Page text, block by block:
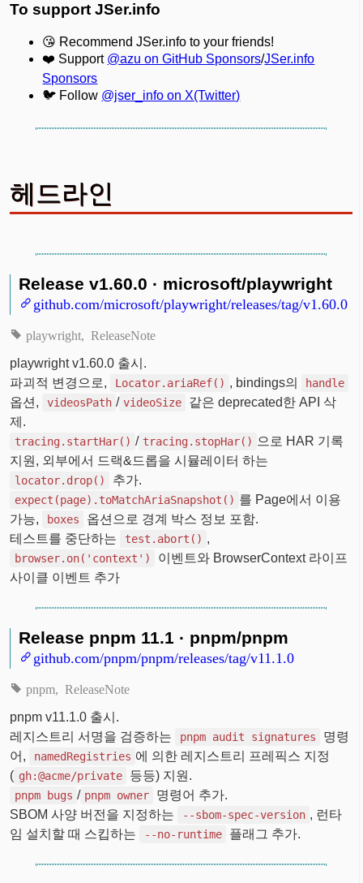
To support JSer.info
😘 Recommend JSer.info to your friends!
❤️ Support @azu on GitHub Sponsors/JSer.info
Sponsors
🐦 Follow @jser_info on X(Twitter)
헤드라인
Release v1.60.0 · microsoft/playwright
github.com/microsoft/playwright/releases/tag/v1.60.0
playwright ReleaseNote
playwright v1.60.0 출시.
파괴적 변경으로,
Locator.ariaRef() , bindings의 handle
옵션, videosPath / videoSize
같은 deprecated한 API 삭
제.
tracing.startHar() / tracing.stopHar() 으로 HAR 기록
지원, 외부에서 드랙&드롭을 시뮬레이터 하는
locator.drop() 추가.
expect(page).toMatchAriaSnapshot() 를 Page에서 이용
가능,
boxes
옵션으로 경계 박스 정보 포함.
테스트를 중단하는
test.abort() ,
browser.on('context')
이벤트와 BrowserContext 라이프
사이클 이벤트 추가
Release pnpm 11.1 · pnpm/pnpm
github.com/pnpm/pnpm/releases/tag/v11.1.0
pnpm ReleaseNote
pnpm v11.1.0 출시.
레지스트리 서명을 검증하는
pnpm audit signatures
명령
어,
namedRegistries 에 의한 레지스트리 프레픽스 지정
( gh:@acme/private 등등) 지원.
pnpm bugs / pnpm owner
명령어 추가.
SBOM 사양 버전을 지정하는
--sbom-spec-version , 런타
임 설치할 때 스킵하는
--no-runtime 플래그 추가.